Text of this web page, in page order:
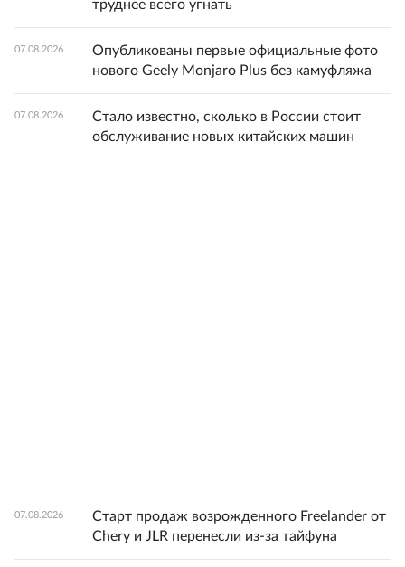
труднее всего угнать
07.08.2026
Опубликованы первые официальные фото
нового Geely Monjaro Plus без камуфляжа
07.08.2026
Стало известно, сколько в России стоит
обслуживание новых китайских машин
07.08.2026
Старт продаж возрожденного Freelander от
Chery и JLR перенесли из-за тайфуна